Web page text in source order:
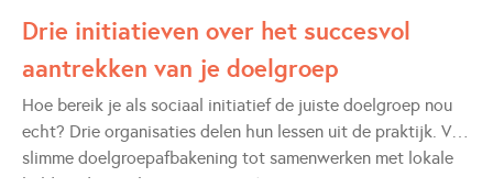
Drie initiatieven over het succesvol
aantrekken van je doelgroep
Hoe bereik je als sociaal initiatief de juiste doelgroep nou
echt? Drie organisaties delen hun lessen uit de praktijk. Van
slimme doelgroepafbakening tot samenwerken met lokale